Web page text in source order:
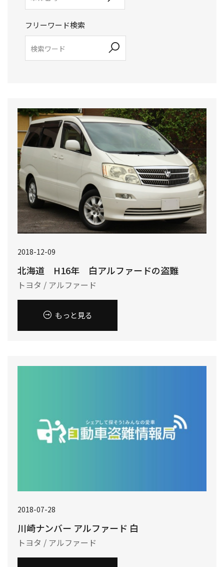
フリーワード検索
2018-12-09
北海道 H16年 白アルファードの盗難
トヨタ / アルファード
もっと見る
2018-07-28
川崎ナンバー アルファード 白
トヨタ / アルファード